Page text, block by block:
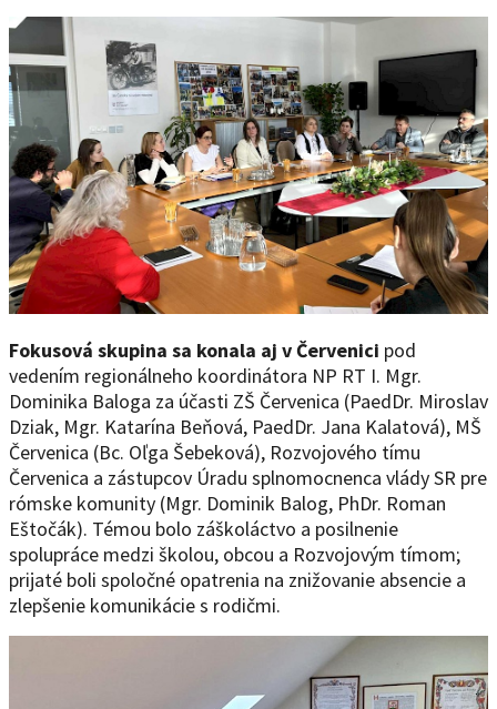
Fokusová skupina sa konala aj v Červenici pod
vedením regionálneho koordinátora NP RT I. Mgr.
Dominika Baloga za účasti ZŠ Červenica (PaedDr. Miroslav
Dziak, Mgr. Katarína Beňová, PaedDr. Jana Kalatová), MŠ
Červenica (Bc. Oľga Šebeková), Rozvojového tímu
Červenica a zástupcov Úradu splnomocnenca vlády SR pre
rómske komunity (Mgr. Dominik Balog, PhDr. Roman
Eštočák). Témou bolo záškoláctvo a posilnenie
spolupráce medzi školou, obcou a Rozvojovým tímom;
prijaté boli spoločné opatrenia na znižovanie absencie a
zlepšenie komunikácie s rodičmi.